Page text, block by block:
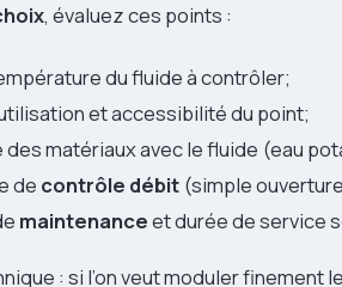
, évaluez ces points :
du fluide à contrôler;
et accessibilité du point;
matériaux avec le fluide (eau
de contrôle débit (simple
maintenanceet durée de service
: si l’on veut moduler finement